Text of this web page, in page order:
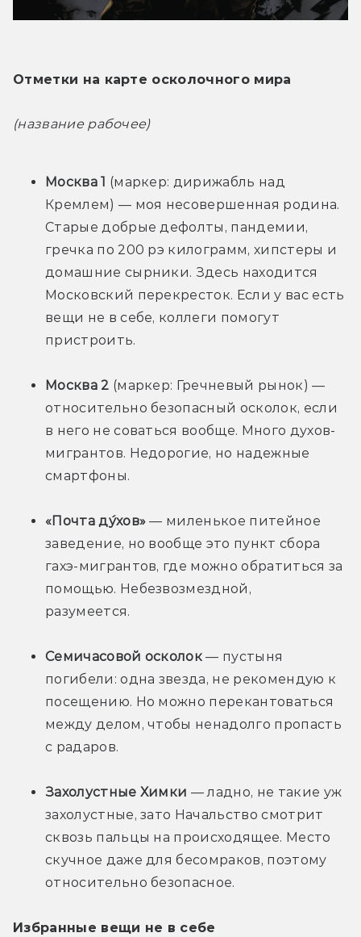
Отметки на карте осколочного мира
(название рабочее)
Москва 1 (маркер: дирижабль над
Кремлем) — моя несовершенная родина.
Старые добрые дефолты, пандемии,
гречка по 200 рэ килограмм, хипстеры и
домашние сырники. Здесь находится
Московский перекресток. Если у вас есть
вещи не в себе, коллеги помогут
пристроить.
Москва 2 (маркер: Гречневый рынок) —
относительно безопасный осколок, если
в него не соваться вообще. Много духов-
мигрантов. Недорогие, но надежные
смартфоны.
«Почта ду́хов» — миленькое питейное
заведение, но вообще это пункт сбора
гахэ-мигрантов, где можно обратиться за
помощью. Небезвозмездной,
разумеется.
Семичасовой осколок — пустыня
погибели: одна звезда, не рекомендую к
посещению. Но можно перекантоваться
между делом, чтобы ненадолго пропасть
с радаров.
Захолустные Химки — ладно, не такие уж
захолустные, зато Начальство смотрит
сквозь пальцы на происходящее. Место
скучное даже для бесомраков, поэтому
относительно безопасное.
Избранные вещи не в себе